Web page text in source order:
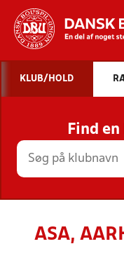
STILLINGER,
KLUB/HOLD
Find
ASA,